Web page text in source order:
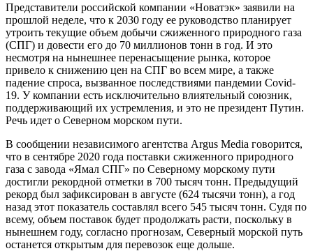
Представители российской компании «Новатэк» заявили на
прошлой неделе, что к 2030 году ее руководство планирует
утроить текущие объем добычи сжиженного природного газа
(СПГ) и довести его до 70 миллионов тонн в год. И это
несмотря на нынешнее перенасыщение рынка, которое
привело к снижению цен на СПГ во всем мире, а также
падение спроса, вызванное последствиями пандемии Covid-
19. У компании есть исключительно влиятельный союзник,
поддерживающий их устремления, и это не президент Путин.
Речь идет о Северном морском пути.
В сообщении независимого агентства Argus Media говорится,
что в сентябре 2020 года поставки сжиженного природного
газа с завода «Ямал СПГ» по Северному морскому пути
достигли рекордной отметки в 700 тысяч тонн. Предыдущий
рекорд был зафиксирован в августе (624 тысячи тонн), а год
назад этот показатель составлял всего 545 тысяч тонн. Судя по
всему, объем поставок будет продолжать расти, поскольку в
нынешнем году, согласно прогнозам, Северный морской путь
останется открытым для перевозок еще дольше.